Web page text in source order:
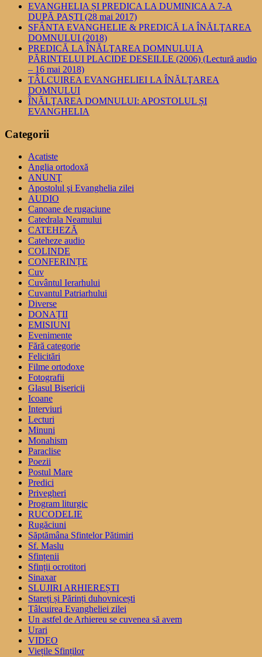
EVANGHELIA ȘI PREDICA LA DUMINICA A 7-A
DUPĂ PAȘTI (28 mai 2017)
SFÂNTA EVANGHELIE & PREDICĂ LA ÎNĂLŢAREA
DOMNULUI (2018)
PREDICĂ LA ÎNĂLŢAREA DOMNULUI A
PĂRINTELUI PLACIDE DESEILLE (2006) (Lectură audio
– 16 mai 2018)
TÂLCUIREA EVANGHELIEI LA ÎNĂLŢAREA
DOMNULUI
ÎNĂLŢAREA DOMNULUI: APOSTOLUL ȘI
EVANGHELIA
Categorii
Acatiste
Anglia ortodoxă
ANUNŢ
Apostolul şi Evanghelia zilei
AUDIO
Canoane de rugaciune
Catedrala Neamului
CATEHEZĂ
Cateheze audio
COLINDE
CONFERINȚE
Cuv
Cuvântul Ierarhului
Cuvantul Patriarhului
Diverse
DONAȚII
EMISIUNI
Evenimente
Fără categorie
Felicitări
Filme ortodoxe
Fotografii
Glasul Bisericii
Icoane
Interviuri
Lecturi
Minuni
Monahism
Paraclise
Poezii
Postul Mare
Predici
Privegheri
Program liturgic
RUCODELIE
Rugăciuni
Săptămâna Sfintelor Pătimiri
Sf. Maslu
Sfințenii
Sfinții ocrotitori
Sinaxar
SLUJIRI ARHIEREȘTI
Stareți și Părinți duhovnicești
Tâlcuirea Evangheliei zilei
Un astfel de Arhiereu se cuvenea să avem
Urari
VIDEO
Viețile Sfinților